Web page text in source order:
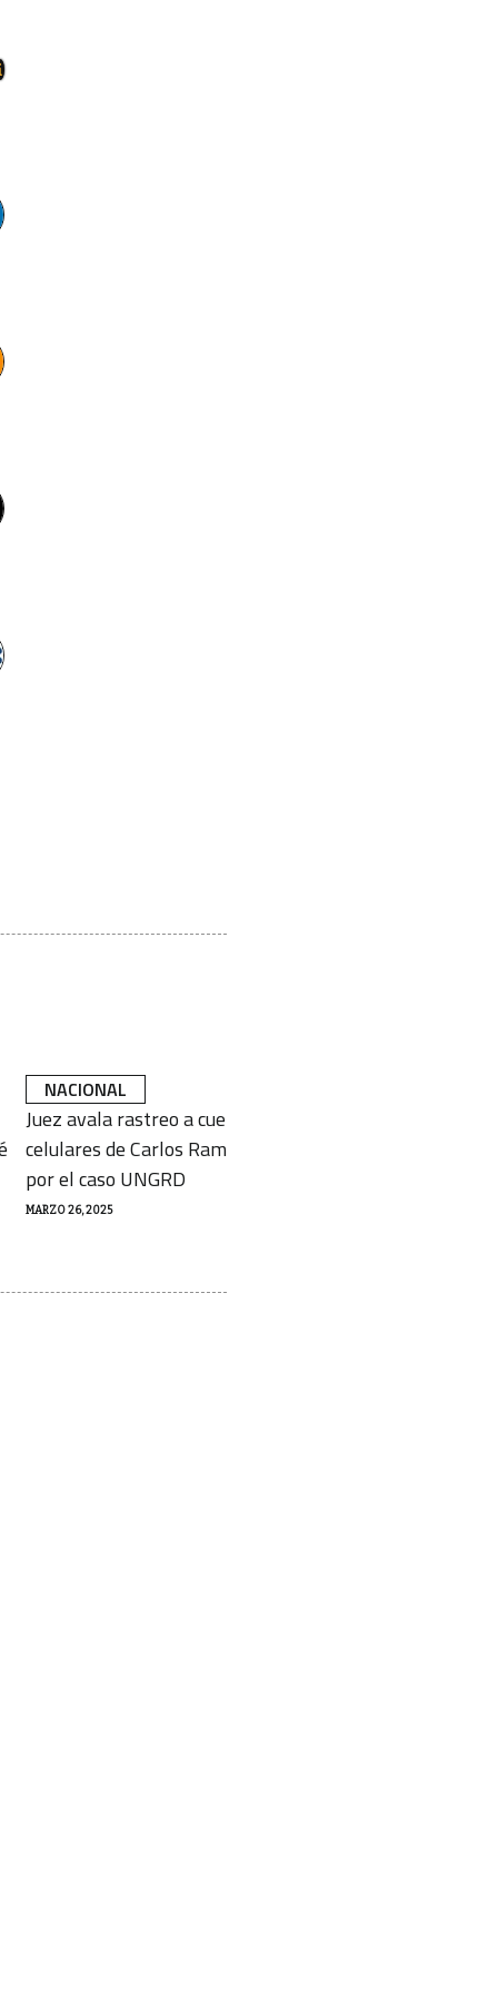
NACIONAL
MARZO 26, 2025
Juez avala rastreo a cuentas y
celulares de Carlos Ramón González
por el caso UNGRD